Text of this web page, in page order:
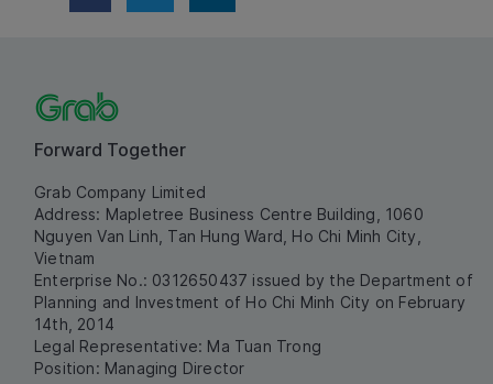
Forward Together
Grab Company Limited
Address: Mapletree Business Centre Building, 1060
Nguyen Van Linh, Tan Hung Ward, Ho Chi Minh City,
Vietnam
Enterprise No.: 0312650437 issued by the Department of
Planning and Investment of Ho Chi Minh City on February
14th, 2014
Legal Representative: Ma Tuan Trong
Position: Managing Director